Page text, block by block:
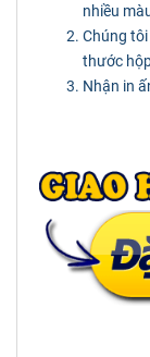
nhiều
Chúng
thước
Nhận in